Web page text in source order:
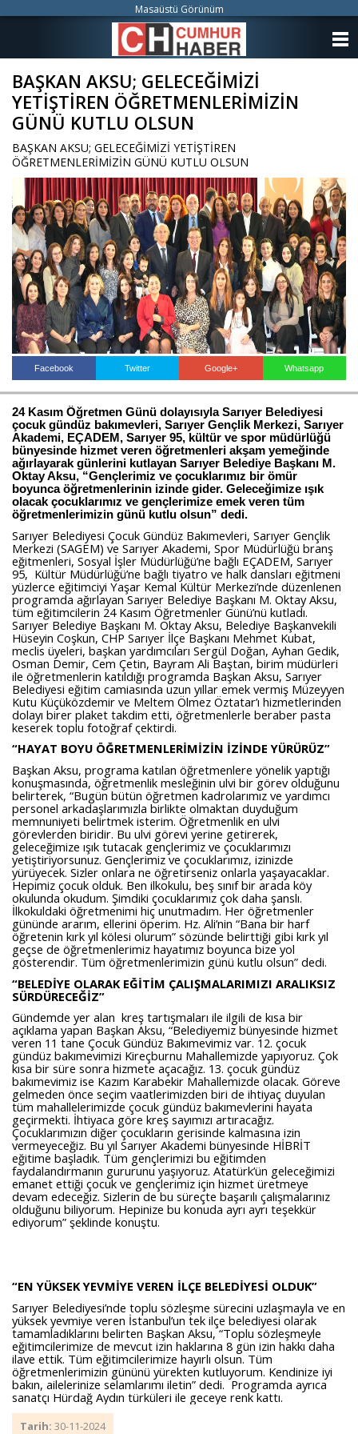
BAŞKAN AKSU; GELECEĞİMİZİ
YETİŞTİREN ÖĞRETMENLERİMİZİN
GÜNÜ KUTLU OLSUN
BAŞKAN AKSU; GELECEĞİMİZİ YETİŞTİREN
ÖĞRETMENLERİMİZİN GÜNÜ KUTLU OLSUN
Facebook Twitter Google+ Whatsapp
24 Kasım Öğretmen Günü dolayısıyla Sarıyer Belediyesi
çocuk gündüz bakımevleri, Sarıyer Gençlik Merkezi, Sarıyer
Akademi, EÇADEM, Sarıyer 95, kültür ve spor müdürlüğü
bünyesinde hizmet veren öğretmenleri akşam yemeğinde
ağırlayarak günlerini kutlayan Sarıyer Belediye Başkanı M.
Oktay Aksu, “Gençlerimiz ve çocuklarımız bir ömür
boyunca öğretmenlerinin izinde gider. Geleceğimize ışık
olacak çocuklarımız ve gençlerimize emek veren tüm
öğretmenlerimizin günü kutlu olsun” dedi.
Sarıyer Belediyesi Çocuk Gündüz Bakımevleri, Sarıyer Gençlik
Merkezi (SAGEM) ve Sarıyer Akademi, Spor Müdürlüğü branş
eğitmenleri, Sosyal İşler Müdürlüğü’ne bağlı EÇADEM, Sarıyer
95, Kültür Müdürlüğü’ne bağlı tiyatro ve halk dansları eğitmeni
yüzlerce eğitimciyi Yaşar Kemal Kültür Merkezi’nde düzenlenen
programda ağırlayan Sarıyer Belediye Başkanı M. Oktay Aksu,
tüm eğitimcilerin 24 Kasım Öğretmenler Günü’nü kutladı.
Sarıyer Belediye Başkanı M. Oktay Aksu, Belediye Başkanvekili
Hüseyin Coşkun, CHP Sarıyer İlçe Başkanı Mehmet Kubat,
meclis üyeleri, başkan yardımcıları Sergül Doğan, Ayhan Gedik,
Osman Demir, Cem Çetin, Bayram Ali Baştan, birim müdürleri
ile öğretmenlerin katıldığı programda Başkan Aksu, Sarıyer
Belediyesi eğitim camiasında uzun yıllar emek vermiş Müzeyyen
Kutu Küçüközdemir ve Meltem Ölmez Öztatar’ı hizmetlerinden
dolayı birer plaket takdim etti, öğretmenlerle beraber pasta
keserek toplu fotoğraf çektirdi.
“HAYAT BOYU ÖĞRETMENLERİMİZİN İZİNDE YÜRÜRÜZ”
Başkan Aksu, programa katılan öğretmenlere yönelik yaptığı
konuşmasında, öğretmenlik mesleğinin ulvi bir görev olduğunu
belirterek, “Bugün bütün öğretmen kadrolarımız ve yardımcı
personel arkadaşlarımızla birlikte olmaktan duyduğum
memnuniyeti belirtmek isterim. Öğretmenlik en ulvi
görevlerden biridir. Bu ulvi görevi yerine getirerek,
geleceğimize ışık tutacak gençlerimiz ve çocuklarımızı
yetiştiriyorsunuz. Gençlerimiz ve çocuklarımız, izinizde
yürüyecek. Sizler onlara ne öğretirseniz onlarla yaşayacaklar.
Hepimiz çocuk olduk. Ben ilkokulu, beş sınıf bir arada köy
okulunda okudum. Şimdiki çocuklarımız çok daha şanslı.
İlkokuldaki öğretmenimi hiç unutmadım. Her öğretmenler
gününde ararım, ellerini öperim. Hz. Ali’nin “Bana bir harf
öğretenin kırk yıl kölesi olurum” sözünde belirttiği gibi kırk yıl
geçse de öğretmenlerimiz hayatımız boyunca bize yol
gösterendir. Tüm öğretmenlerimizin günü kutlu olsun” dedi.
“BELEDİYE OLARAK EĞİTİM ÇALIŞMALARIMIZI ARALIKSIZ
SÜRDÜRECEĞİZ”
Gündemde yer alan kreş tartışmaları ile ilgili de kısa bir
açıklama yapan Başkan Aksu, “Belediyemiz bünyesinde hizmet
veren 11 tane Çocuk Gündüz Bakımevimiz var. 12. çocuk
gündüz bakımevimizi Kireçburnu Mahallemizde yapıyoruz. Çok
kısa bir süre sonra hizmete açacağız. 13. çocuk gündüz
bakımevimiz ise Kazım Karabekir Mahallemizde olacak. Göreve
gelmeden önce seçim vaatlerimizden biri de ihtiyaç duyulan
tüm mahallelerimizde çocuk gündüz bakımevlerini hayata
geçirmekti. İhtiyaca göre kreş sayımızı artıracağız.
Çocuklarımızın diğer çocukların gerisinde kalmasına izin
vermeyeceğiz. Bu yıl Sarıyer Akademi bünyesinde HİBRİT
eğitime başladık. Tüm gençlerimizi bu eğitimden
faydalandırmanın gururunu yaşıyoruz. Atatürk’ün geleceğimizi
emanet ettiği çocuk ve gençlerimiz için hizmet üretmeye
devam edeceğiz. Sizlerin de bu süreçte başarılı çalışmalarınız
olduğunu biliyorum. Hepinize bu konuda ayrı ayrı teşekkür
ediyorum” şeklinde konuştu.
“EN YÜKSEK YEVMİYE VEREN İLÇE BELEDİYESİ OLDUK”
Sarıyer Belediyesi’nde toplu sözleşme sürecini uzlaşmayla ve en
yüksek yevmiye veren İstanbul’un tek ilçe belediyesi olarak
tamamladıklarını belirten Başkan Aksu, “Toplu sözleşmeyle
eğitimcilerimize de mevcut izin haklarına 8 gün izin hakkı daha
ilave ettik. Tüm eğitimcilerimize hayırlı olsun. Tüm
öğretmenlerimizin gününü yürekten kutluyorum. Kendinize iyi
bakın, ailelerinize selamlarımı iletin” dedi. Programda ayrıca
sanatçı Hürdağ Aydın türküleri ile geceye renk kattı.
Tarih: 30-11-2024
Masaüstü Görünüm
KATEGORİLER
FOTO GALERİ
VİDEO GALERİ
KÜNYE
İLETİŞİM
Haberin Doğru Adresi.